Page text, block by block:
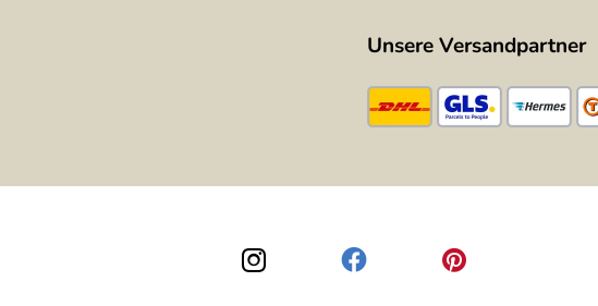
Unsere Versandpartner